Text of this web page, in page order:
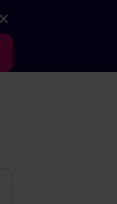
×